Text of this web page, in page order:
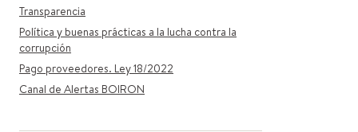
Transparencia
Política y buenas prácticas a la lucha contra la
corrupción
Pago proveedores. Ley 18/2022
Canal de Alertas BOIRON